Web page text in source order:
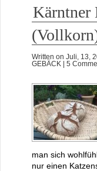
Kärntner
Written on Juli, 13,
GEBÄCK
| 5
man sich
nur einen